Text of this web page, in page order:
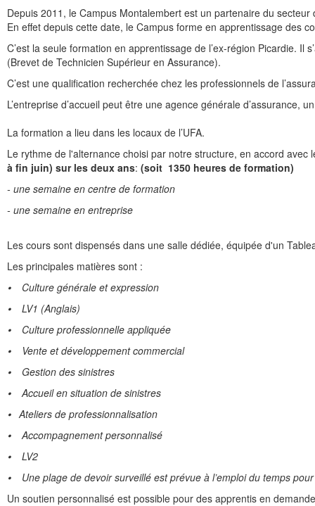
Depuis 2011, le Campus Montalembert est un partenaire du secteur
En effet depuis cette date, le Campus forme en apprentissage des
C’est la seule formation en apprentissage de l’ex-région Picardie. Il
(Brevet de Technicien Supérieur en Assurance).
C’est une qualification recherchée chez les professionnels de
L’entreprise d’accueil peut être une agence générale d’assurance,
La formation a lieu dans les locaux de l’UFA.
Le rythme de l'alternance choisi par notre structure, en accord
à fin juin) sur les deux ans: (soit 1350 heures de formation)
- une semaine en centre de formation
- une semaine en entreprise
Les cours sont dispensés dans une salle dédiée, équipée d'un
Les principales matières sont :
⦁Culture générale et expression
⦁LV1 (Anglais)
⦁Culture professionnelle appliquée
⦁Vente et développement commercial
⦁Gestion des sinistres
⦁Accueil en situation de sinistres
⦁Ateliers de professionnalisation
⦁Accompagnement personnalisé
⦁LV2
⦁Une plage de devoir surveillé est prévue à l’emploi du temps
Un soutien personnalisé est possible pour des apprentis en